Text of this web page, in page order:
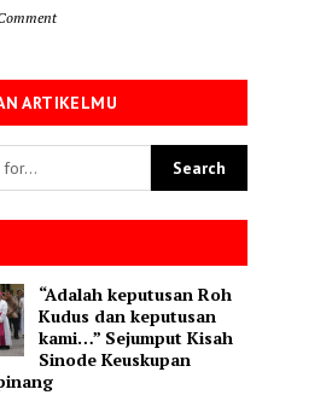
ARTIKELMU
“Adalah keputusan Roh
Kudus dan keputusan
kami…” Sejumput Kisah
Sinode Keuskupan